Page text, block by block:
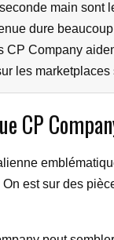
main sont
dure
CP Company
les
CP
On est sur des